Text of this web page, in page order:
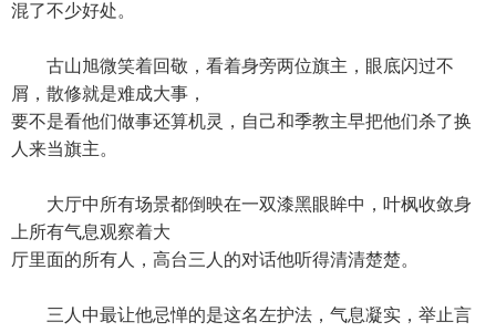
混了不少好处。
古山旭微笑着回敬，看着身旁两位旗主，眼底闪过不
屑，散修就是难成大事，
要不是看他们做事还算机灵，自己和季教主早把他们杀了换
人来当旗主。
大厅中所有场景都倒映在一双漆黑眼眸中，叶枫收敛身
上所有气息观察着大
厅里面的所有人，高台三人的对话他听得清清楚楚。
三人中最让他忌惮的是这名左护法，气息凝实，举止言